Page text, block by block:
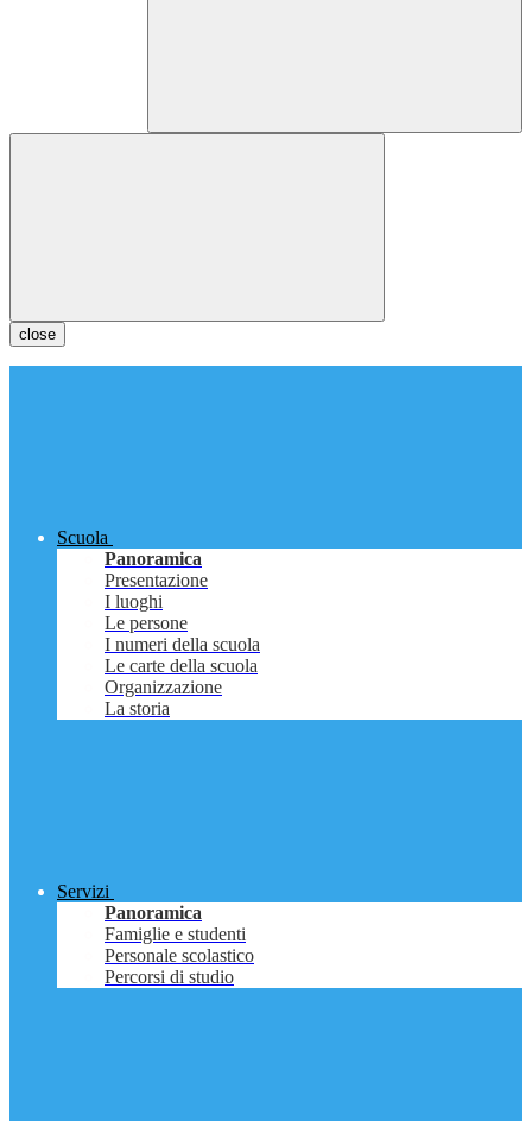
close
Scuola
Panoramica
Presentazione
I luoghi
Le persone
I numeri della scuola
Le carte della scuola
Organizzazione
La storia
Servizi
Panoramica
Famiglie e studenti
Personale scolastico
Percorsi di studio